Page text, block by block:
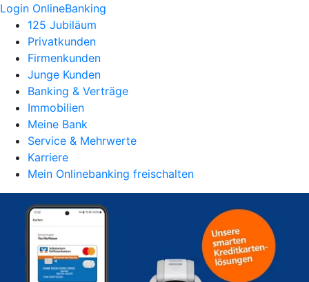
Login OnlineBanking
125 Jubiläum
Privatkunden
Firmenkunden
Junge Kunden
Banking & Verträge
Immobilien
Meine Bank
Service & Mehrwerte
Karriere
Mein Onlinebanking freischalten